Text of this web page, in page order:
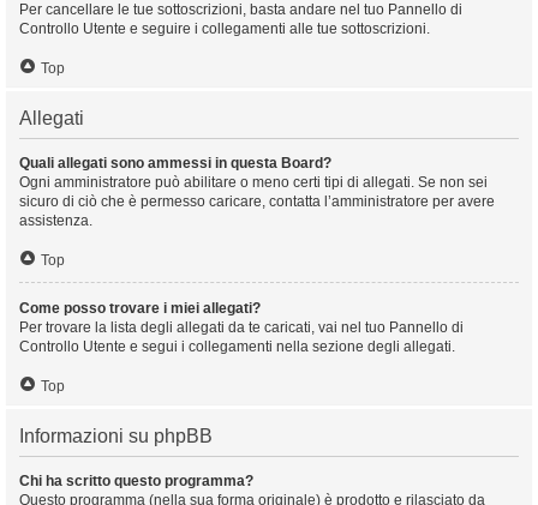
Per cancellare le tue sottoscrizioni, basta andare nel tuo Pannello di
Controllo Utente e seguire i collegamenti alle tue sottoscrizioni.
Top
Allegati
Quali allegati sono ammessi in questa Board?
Ogni amministratore può abilitare o meno certi tipi di allegati. Se non sei
sicuro di ciò che è permesso caricare, contatta l’amministratore per avere
assistenza.
Top
Come posso trovare i miei allegati?
Per trovare la lista degli allegati da te caricati, vai nel tuo Pannello di
Controllo Utente e segui i collegamenti nella sezione degli allegati.
Top
Informazioni su phpBB
Chi ha scritto questo programma?
Questo programma (nella sua forma originale) è prodotto e rilasciato da